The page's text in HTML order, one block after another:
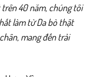
trên 40 năm, chúng tôi
làm từ Da bò thật
mang đến trải